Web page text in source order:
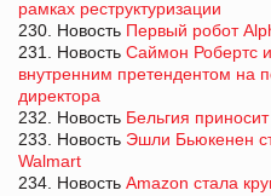
рамках реструктуризации
230. Новость Первый робот
231. Новость Саймон Робертс
внутренним претендентом на
директора
232. Новость Бельгия
233. Новость Эшли Бьюкенен
Walmart
234. Новость Amazon стала